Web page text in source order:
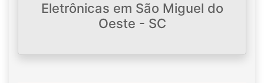
Eletrônicas em São Miguel do
Oeste - SC